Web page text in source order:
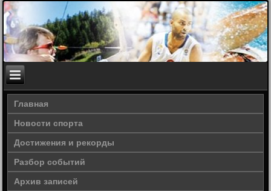
Главная
Новости спорта
Достижения и рекорды
Разбор событий
Архив записей